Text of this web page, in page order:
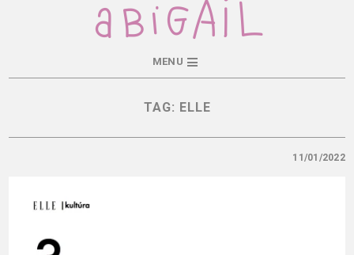
MENU
TAG: ELLE
11/01/2022